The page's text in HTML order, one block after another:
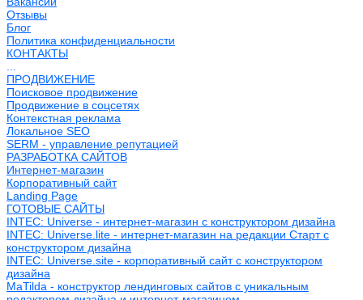
Отзывы
Блог
Политика конфиденциальности
КОНТАКТЫ
ПРОДВИЖЕНИЕ
Поисковое продвижение
Продвижение в соцсетях
Контекстная реклама
Локальное SEO
SERM - управление репутацией
РАЗРАБОТКА САЙТОВ
Интернет-магазин
Корпоративный сайт
Landing Page
ГОТОВЫЕ САЙТЫ
INTEC: Universe - интернет-магазин с конструктором дизайна
INTEC: Universe.lite - интернет-магазин на редакции Старт с
конструктором дизайна
INTEC: Universe.site - корпоративный сайт с конструктором
дизайна
MaTilda - конструктор лендинговых сайтов с уникальным